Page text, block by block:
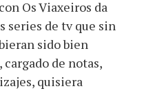
Os Viaxeiros da
series de tv que sin
sido bien
de notas,
quisiera